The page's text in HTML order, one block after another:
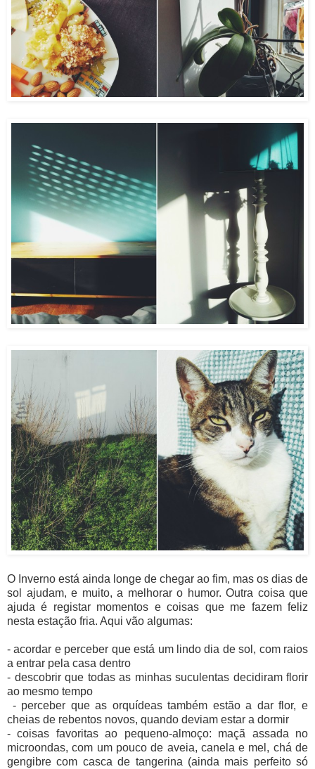
O Inverno está ainda longe de chegar ao fim, mas os dias de
sol ajudam, e muito, a melhorar o humor. Outra coisa que
ajuda é registar momentos e coisas que me fazem feliz
nesta estação fria. Aqui vão algumas:
- acordar e perceber que está um lindo dia de sol, com raios
a entrar pela casa dentro
- descobrir que todas as minhas suculentas decidiram florir
ao mesmo tempo
- perceber que as orquídeas também estão a dar flor, e
cheias de rebentos novos, quando deviam estar a dormir
- coisas favoritas ao pequeno-almoço: maçã assada no
microondas, com um pouco de aveia, canela e mel, chá de
gengibre com casca de tangerina (ainda mais perfeito só